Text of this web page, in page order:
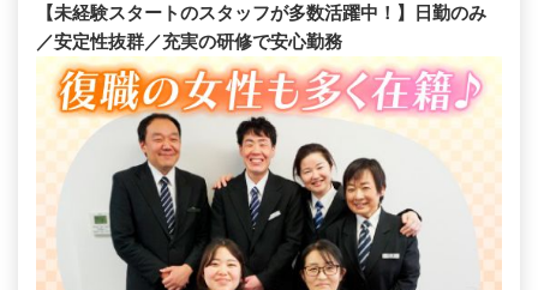
【未経験スタートのスタッフが多数活躍中！】日勤のみ
／安定性抜群／充実の研修で安心勤務